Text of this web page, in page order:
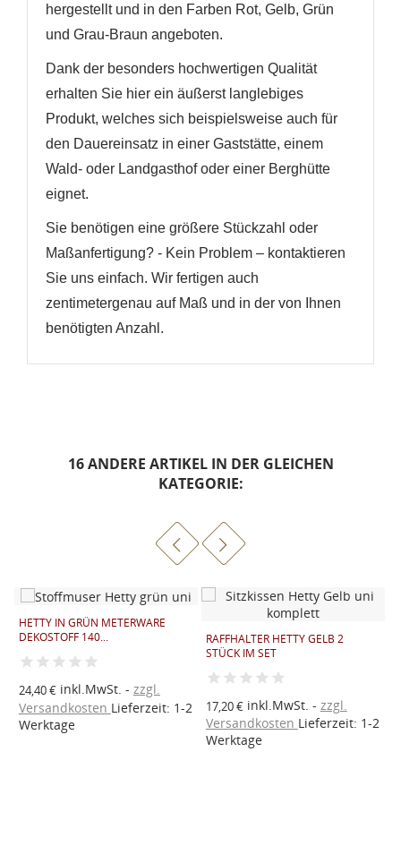
hergestellt und in den Farben Rot, Gelb, Grün
und Grau-Braun angeboten.
Dank der besonders hochwertigen Qualität
erhalten Sie hier ein äußerst langlebiges
Produkt, welches sich beispielsweise auch für
den Dauereinsatz in einer Gaststätte, einem
Wald- oder Landgasthof oder einer Berghütte
eignet.
Sie benötigen eine größere Stückzahl oder
Maßanfertigung? - Kein Problem – kontaktieren
Sie uns einfach. Wir fertigen auch
zentimetergenau auf Maß und in der von Ihnen
benötigten Anzahl.
16 ANDERE ARTIKEL IN DER GLEICHEN
KATEGORIE:
HETTY IN GRÜN METERWARE
DEKOSTOFF 140...
24,40 €inkl.MwSt.
zzgl.
Versandkosten Lieferzeit: 1-2
Werktage
RAFFHALTER HETTY GELB 2
STÜCK IM SET
17,20 €inkl.MwSt.
zzgl.
Versandkosten Lieferzeit: 1-2
Werktage